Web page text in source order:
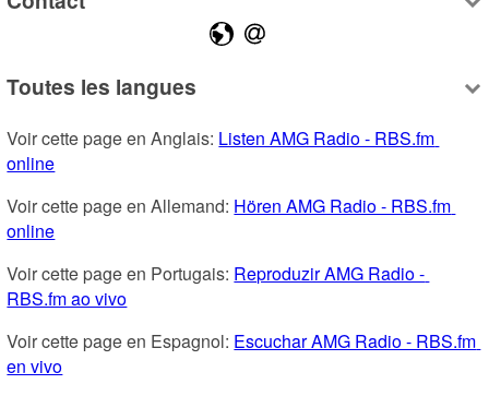
Toutes les langues
Voir cette page en Anglais: Listen AMG Radio - RBS.fm
online
Voir cette page en Allemand: Hören AMG Radio - RBS.fm
online
Voir cette page en Portugais: Reproduzir AMG Radio -
RBS.fm ao vivo
Voir cette page en Espagnol: Escuchar AMG Radio - RBS.fm
en vivo